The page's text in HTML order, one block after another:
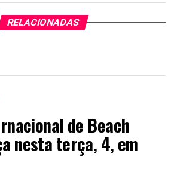
RELACIONADAS
de Beach
nesta terça, 4, em